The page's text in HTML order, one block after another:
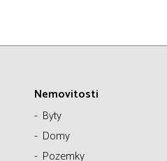
Nemovitosti
Byty
Domy
Pozemky